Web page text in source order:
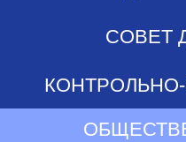
СОВЕТ